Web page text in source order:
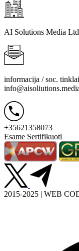
AI Solutions Media Ltd
informacija / soc.
+35621358073
Esame Sertifikuoti
2015-2025 | WEB